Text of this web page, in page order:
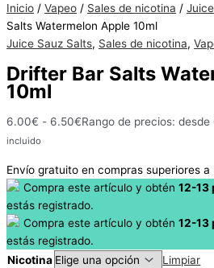
Inicio / Vapeo / Sales de nicotina /
Salts Watermelon Apple 10ml
Juice Sauz Salts, Sales de nicotina,
Drifter Bar Salts
10ml
6.00€ - 6.50€Rango de precios:
incluido
Envío gratuito en compras superiores a
Compra este artículo y obtén 12-13
estás registrado.
Compra este artículo y obtén 12-13
estás registrado.
Nicotina
Limpiar